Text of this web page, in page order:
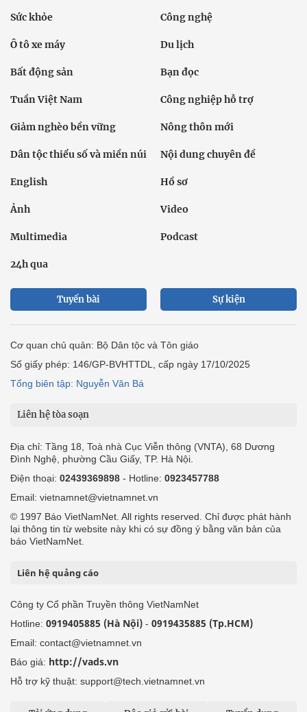
Sức khỏe Công nghệ
Ô tô xe máy Du lịch
Bất động sản Bạn đọc
Tuần Việt Nam Công nghiệp hỗ trợ
Giảm nghèo bền vững Nông thôn mới
Dân tộc thiểu số và miền núi Nội dung chuyên đề
English Hồ sơ
Ảnh Video
Multimedia Podcast
24h qua
Tuyến bài Sự kiện
Cơ quan chủ quản: Bộ Dân tộc và Tôn giáo
Số giấy phép: 146/GP-BVHTTDL, cấp ngày 17/10/2025
Tổng biên tập: Nguyễn Văn Bá
Liên hệ tòa soạn
Địa chỉ: Tầng 18, Toà nhà Cục Viễn thông (VNTA), 68 Dương
Đình Nghệ, phường Cầu Giấy, TP. Hà Nội.
Điện thoại: 02439369898 - Hotline: 0923457788
Email: vietnamnet@vietnamnet.vn
© 1997 Báo VietNamNet. All rights reserved. Chỉ được phát hành
lại thông tin từ website này khi có sự đồng ý bằng văn bản của
báo VietNamNet.
Liên hệ quảng cáo
Công ty Cổ phần Truyền thông VietNamNet
Hotline: 0919405885 (Hà Nội) - 0919435885 (Tp.HCM)
Email: contact@vietnamnet.vn
Báo giá: http://vads.vn
Hỗ trợ kỹ thuật: support@tech.vietnamnet.vn